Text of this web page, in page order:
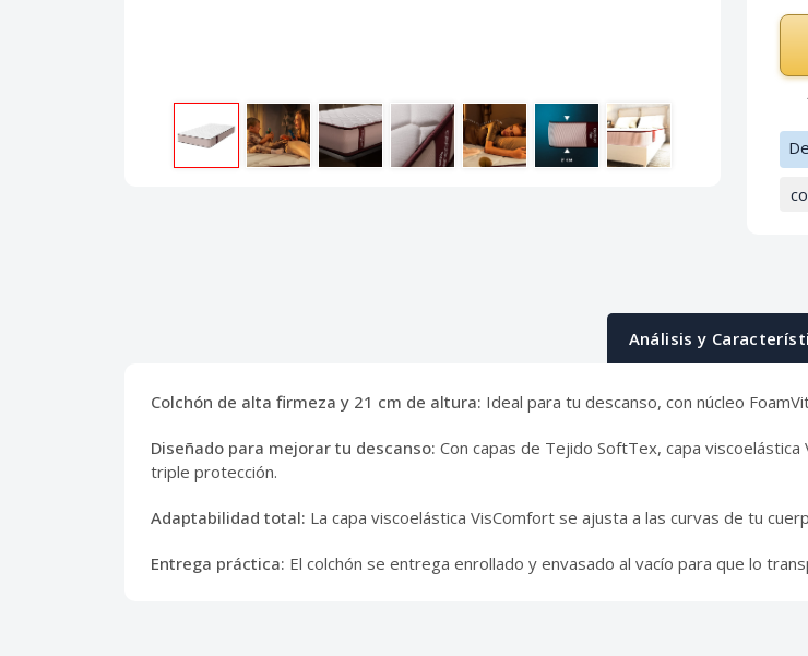
Análisis y
Colchón de alta firmeza y 21 cm de altura: Ideal para tu descanso, con núcleo
Diseñado para mejorar tu descanso: Con capas de Tejido SoftTex, capa
triple protección.
Adaptabilidad total: La capa viscoelástica VisComfort se ajusta a las curvas de tu
Entrega práctica: El colchón se entrega enrollado y envasado al vacío para que lo